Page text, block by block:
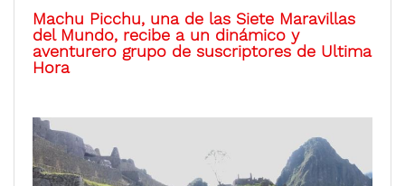
Machu Picchu, una de las Siete Maravillas
del Mundo, recibe a un dinámico y
aventurero grupo de suscriptores de Ultima
Hora